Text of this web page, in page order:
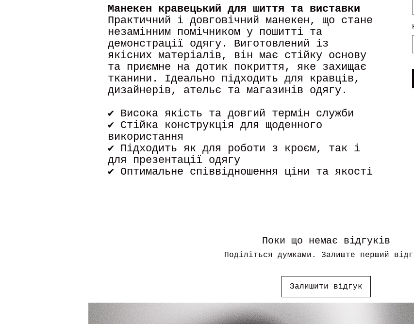
Манекен кравецький для шиття та виставки
Практичний і довговічний манекен, що стане
незамінним помічником у пошитті та
демонстрації одягу. Виготовлений із
якісних матеріалів, він має стійку основу
та приємне на дотик покриття, яке захищає
тканини. Ідеально підходить для кравців,
дизайнерів, ательє та магазинів одягу.
✔ Висока якість та довгий термін служби
✔ Стійка конструкція для щоденного
використання
✔ Підходить як для роботи з кроєм, так і
для презентації одягу
✔ Оптимальне співвідношення ціни та якості
Поки що немає відгуків
Поділіться думками. Залиште перший
Залишити відгук